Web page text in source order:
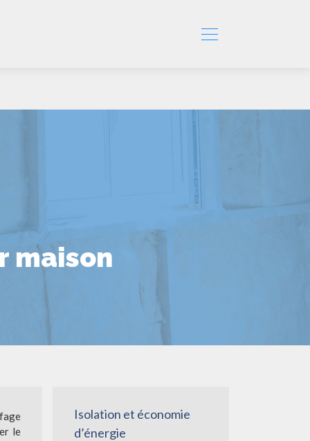
maison
le
Isolation et économie
d’énergie